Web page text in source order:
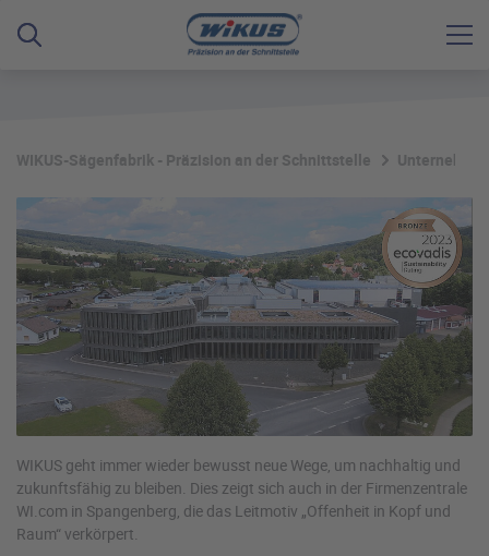
WIKUS-Sägenfabrik - Präzision an der Schnittstelle
WIKUS geht immer wieder bewusst neue Wege, um nachhaltig und
zukunftsfähig zu bleiben. Dies zeigt sich auch in der Firmenzentrale
WI.com in Spangenberg, die das Leitmotiv „Offenheit in Kopf und
Raum“ verkörpert.